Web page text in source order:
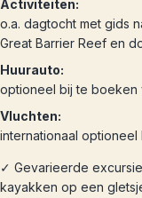
Activiteiten:
o.a. dagtocht met gids
Great Barrier Reef en
Huurauto:
optioneel bij te boeken
Vluchten:
internationaal
✓ Gevarieerde
kayakken op een